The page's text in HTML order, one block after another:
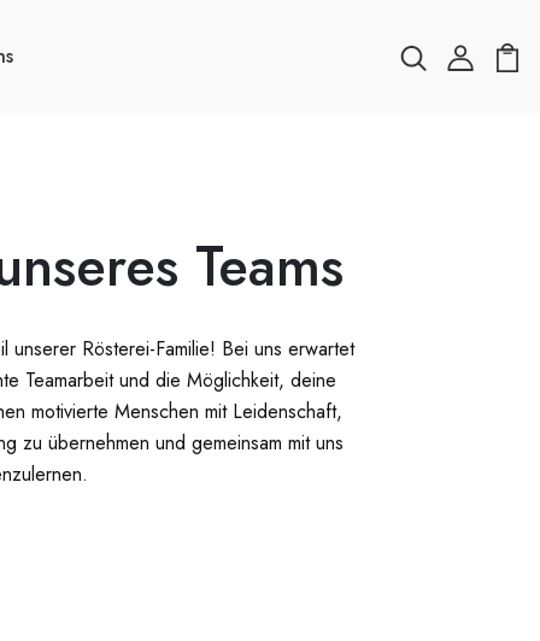
Teams
Rösterei-Familie! Bei uns erwartet
Teamarbeit und die Möglichkeit, deine
motivierte Menschen mit Leidenschaft,
zu übernehmen und gemeinsam mit uns